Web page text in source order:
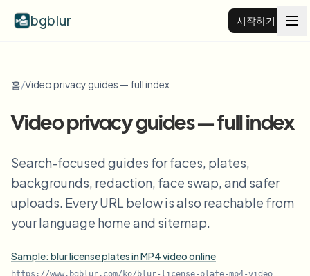
bgblur 시작하기
가격
예시
모든 예시 보기
예시 라이브러리 전체 탐색
얼굴 블러
기능
Browse every blur tool in one place
홈/Video privacy guides — full index
Video privacy guides — full index
Search-focused guides for faces, plates,
backgrounds, redaction, face swap, and safer
uploads. Every URL below is also reachable from
your language home and sitemap.
Sample: blur license plates in MP4 video online
https://www.bgblur.com/ ko/ blur-license-plate-mp4-video